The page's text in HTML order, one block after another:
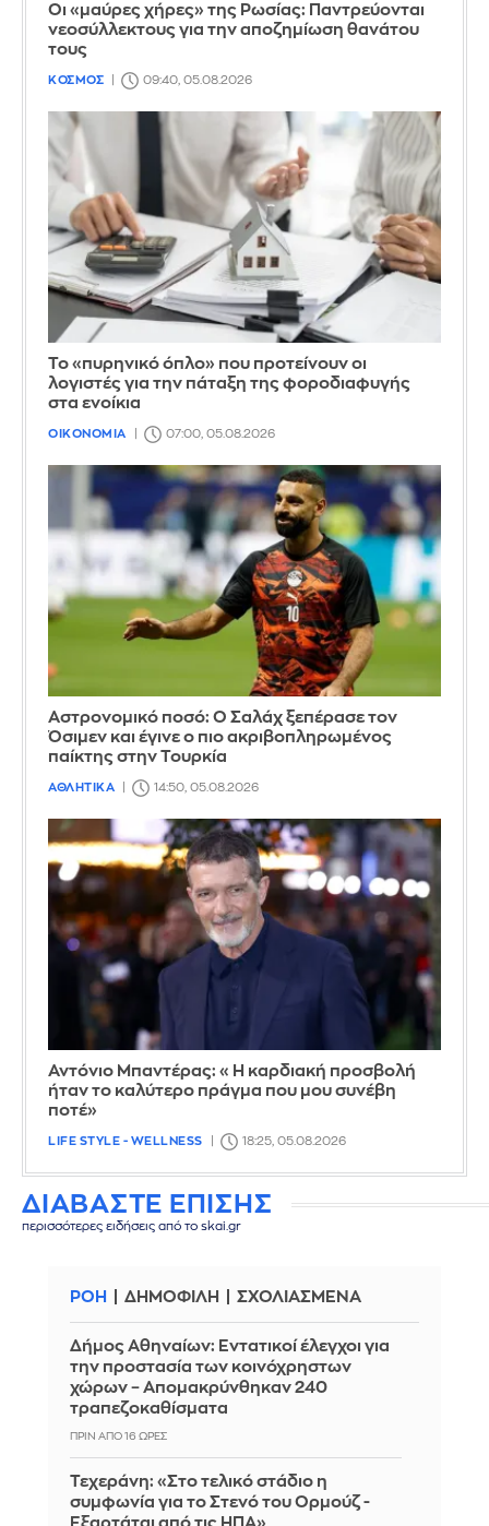
Οι «μαύρες χήρες» της Ρωσίας: Παντρεύονται
νεοσύλλεκτους για την αποζημίωση θανάτου
τους
ΚΟΣΜΟΣ 09:40, 05.08.2026
Το «πυρηνικό όπλο» που προτείνουν οι
λογιστές για την πάταξη της φοροδιαφυγής
στα ενοίκια
ΟΙΚΟΝΟΜΙΑ 07:00, 05.08.2026
Αστρονομικό ποσό: Ο Σαλάχ ξεπέρασε τον
Όσιμεν και έγινε ο πιο ακριβοπληρωμένος
παίκτης στην Τουρκία
ΑΘΛΗΤΙΚΑ 14:50, 05.08.2026
Αντόνιο Μπαντέρας: «Η καρδιακή προσβολή
ήταν το καλύτερο πράγμα που μου συνέβη
ποτέ»
LIFE STYLE - WELLNESS 18:25, 05.08.2026
ΔΙΑΒΑΣΤΕ ΕΠΙΣΗΣ
περισσότερες ειδήσεις από το skai.gr
ΡΟΗ ΔΗΜΟΦΙΛΗ ΣΧΟΛΙΑΣΜΕΝΑ
Δήμος Αθηναίων: Εντατικοί έλεγχοι για
την προστασία των κοινόχρηστων
χώρων – Απομακρύνθηκαν 240
τραπεζοκαθίσματα
ΠΡΙΝ ΑΠΌ 16 ΏΡΕΣ
Τεχεράνη: «Στο τελικό στάδιο η
συμφωνία για το Στενό του Ορμούζ -